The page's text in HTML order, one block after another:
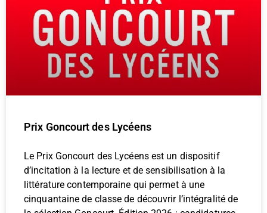
Prix Goncourt des Lycéens
Le Prix Goncourt des Lycéens est un dispositif
d’incitation à la lecture et de sensibilisation à la
littérature contemporaine qui permet à une
cinquantaine de classe de découvrir l’intégralité de